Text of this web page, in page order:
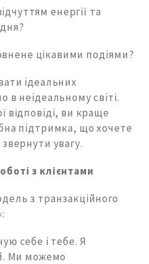
енергії та
цікавими подіями?
ідеальних
в неідеальному світі.
відповіді, ви краще
підтримка, що хочете
увагу.
з клієнтами
з транзакційного
себе і тебе. Я
Ми можемо